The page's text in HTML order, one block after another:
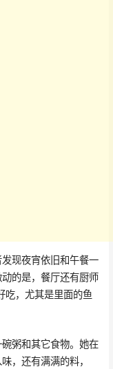
现夜宵依旧和午餐一
的是，餐厅还有厨师
吃，尤其是里面的鱼
粥和其它食物。她在
，还有满满的料，